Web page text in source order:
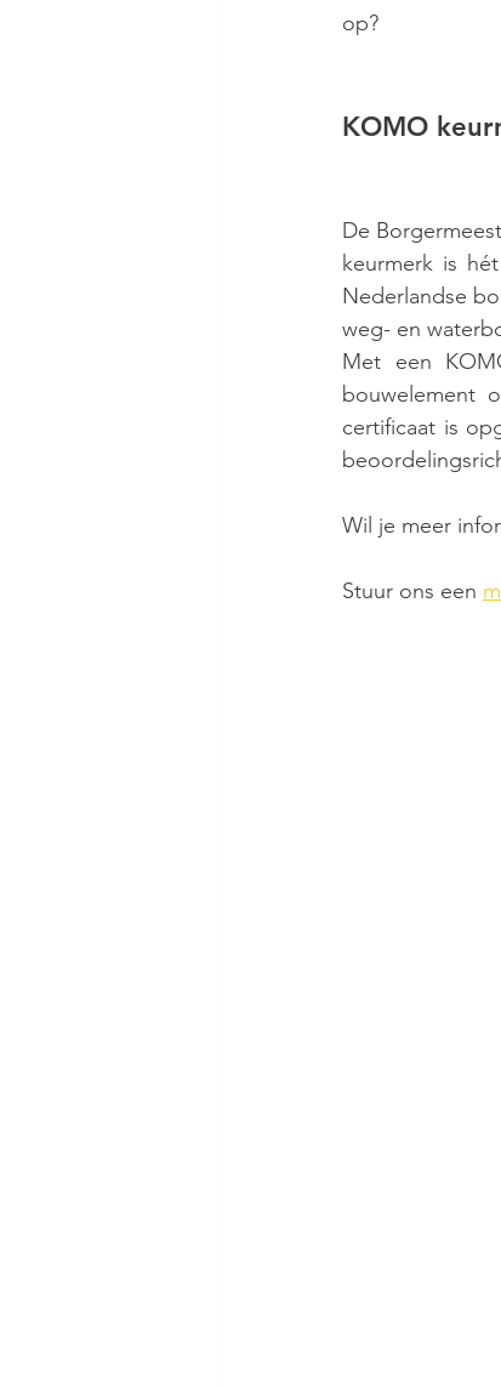
op?
KOMO
De
keurmerk is
Nederlandse
weg- en
Met een
bouwelement
certificaat is
Wil je meer
Stuur ons een